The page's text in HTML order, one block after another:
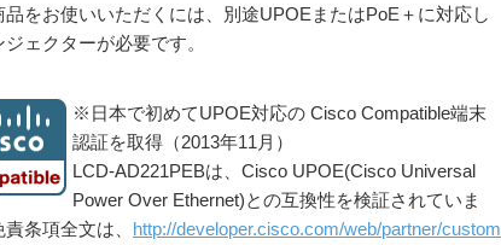
をお使いいただくには、別途UPOEまたはPoE＋に対応し
ジェクターが必要です。
※日本で初めてUPOE対応の Cisco Compatible端末
認証を取得（2013年11月）
LCD-AD221PEBは、Cisco UPOE(Cisco Universal
Power Over Ethernet)との互換性を検証されていま
条項全文は、 http://developer.cisco.com/web/partner/custom